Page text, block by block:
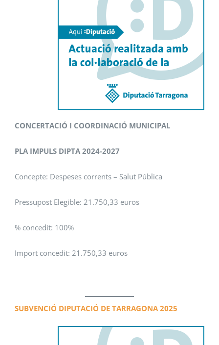
CONCERTACIÓ I COORDINACIÓ MUNICIPAL
PLA IMPULS DIPTA 2024-2027
Concepte: Despeses corrents – Salut Pública
Pressupost Elegible: 21.750,33 euros
% concedit: 100%
Import concedit: 21.750,33 euros
SUBVENCIÓ DIPUTACIÓ DE TARRAGONA 2025